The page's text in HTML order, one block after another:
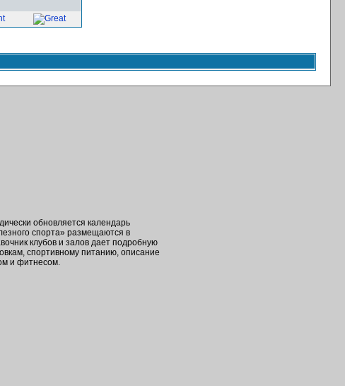
обновляется календарь
спорта» размещаются в
клубов и залов дает подробную
спортивному питанию, описание
и фитнесом.